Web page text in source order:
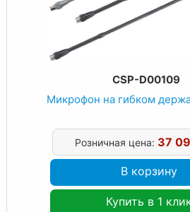
CSP-D00109
Микрофон на гибком
Розничная цена: 37
В корзину
Купить в 1